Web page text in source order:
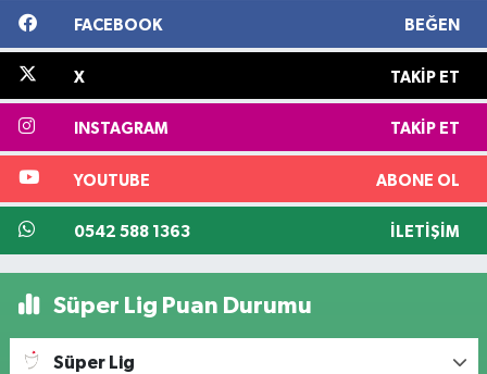
FACEBOOK BEĞEN
X TAKIP ET
INSTAGRAM TAKIP ET
YOUTUBE ABONE OL
0542 588 1363 İLETIŞIM
Süper Lig Puan Durumu
Süper Lig